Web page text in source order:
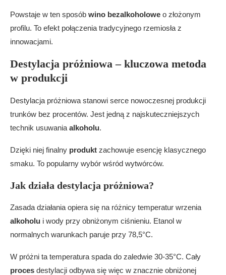
Powstaje w ten sposób wino bezalkoholowe o złożonym
profilu. To efekt połączenia tradycyjnego rzemiosła z
innowacjami.
Destylacja próżniowa – kluczowa metoda
w produkcji
Destylacja próżniowa stanowi serce nowoczesnej produkcji
trunków bez procentów. Jest jedną z najskuteczniejszych
technik usuwania alkoholu.
Dzięki niej finalny produkt zachowuje esencję klasycznego
smaku. To popularny wybór wśród wytwórców.
Jak działa destylacja próżniowa?
Zasada działania opiera się na różnicy temperatur wrzenia
alkoholu i wody przy obniżonym ciśnieniu. Etanol w
normalnych warunkach paruje przy 78,5°C.
W próżni ta temperatura spada do zaledwie 30-35°C. Cały
proces destylacji odbywa się więc w znacznie obniżonej